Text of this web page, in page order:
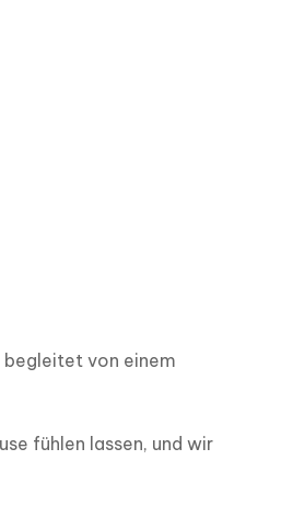
begleitet von einem
fühlen lassen, und wir